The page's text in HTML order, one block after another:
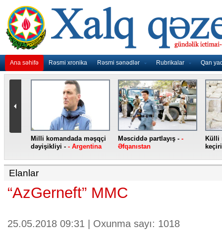
Ana səhifə Rəsmi xronika Rəsmi sənədlər Rubrikalar Qan
Milli komandada məşqçi
dəyişikliyi - - Argentina
Məsciddə partlayış - -
Əfqanıstan
Külli
Elanlar
“AzGerneft” MMC
25.05.2018 09:31 | Oxunma sayı: 1018